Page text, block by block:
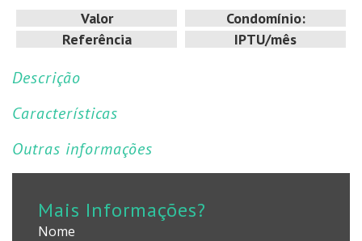
Valor
Referência
Condomínio:
IPTU/mês
Descrição
Características
Outras informações
Mais Informações?
Nome